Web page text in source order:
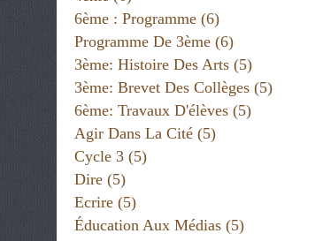
6ème : Programme (6)
Programme De 3ème (6)
3ème: Histoire Des Arts (5)
3ème: Brevet Des Collèges (5)
6ème: Travaux D'élèves (5)
Agir Dans La Cité (5)
Cycle 3 (5)
Dire (5)
Ecrire (5)
Éducation Aux Médias (5)